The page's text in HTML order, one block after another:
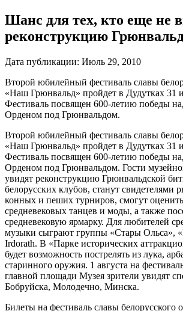
Шанс для тех, кто еще не
реконструкцию
Дата публикации: Июль 29, 2010
Второй юбилейный фестиваль славы
«Наш Грюнвальд» пройдет в Дудутках 31
Фестиваль посвящен 600-летию победы
Орденом под Грюнвальдом.
Второй юбилейный фестиваль славы
«Наш Грюнвальд» пройдет в Дудутках 31
Фестиваль посвящен 600-летию победы
Орденом под Грюнвальдом. Гости
увидят реконструкцию Грюнвальдской
белорусских клубов, станут свидетелями
конных и пеших турниров, смогут
средневековых танцев и моды, а также
средневековую ярмарку. Для любителей
музыки сыграют группы «Стары Ольса»,
Irdorath. В «Парке исторических
будет возможность пострелять из лука,
старинного оружия. 1 августа на
главной площади Музея зрители увидят
Бобруйска, Молодечно, Минска.
Билеты на фестиваль славы